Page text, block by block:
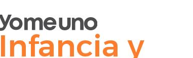
Infancia y